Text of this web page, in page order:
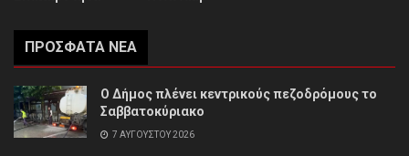
ΠΡΌΣΦΑΤΑ ΝΈΑ
Ο Δήμος πλένει κεντρικούς πεζοδρόμους το
Σαββατοκύριακο
7 ΑΥΓΟΎΣΤΟΥ 2026